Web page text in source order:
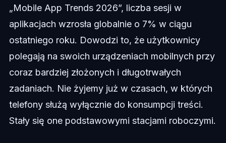
„Mobile App Trends 2026”, liczba sesji w
aplikacjach wzrosła globalnie o 7% w ciągu
ostatniego roku. Dowodzi to, że użytkownicy
polegają na swoich urządzeniach mobilnych przy
coraz bardziej złożonych i długotrwałych
zadaniach. Nie żyjemy już w czasach, w których
telefony służą wyłącznie do konsumpcji treści.
Stały się one podstawowymi stacjami roboczymi.